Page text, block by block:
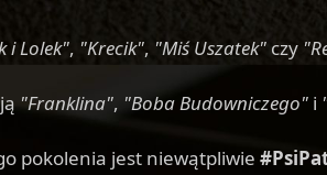
i Lolek", "Krecik", "Miś Uszatek"czy
"Franklina", "Boba Budowniczego"i
pokolenia jest niewątpliwie